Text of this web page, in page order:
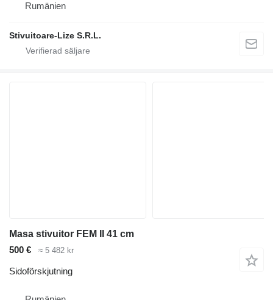
Rumänien
Stivuitoare-Lize S.R.L.
Masa stivuitor FEM II 41 cm
500 €
≈ 5 482 kr
Sidoförskjutning